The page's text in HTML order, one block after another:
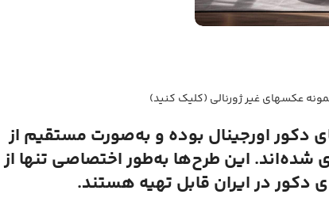
عکسهای غیر ژورنالی (کلیک کنید)
دکور اورجینال بوده و به‌صورت مستقیم از
شده‌اند. این طرح‌ها به‌طور اختصاصی تنها از
دکور در ایران قابل تهیه هستند.